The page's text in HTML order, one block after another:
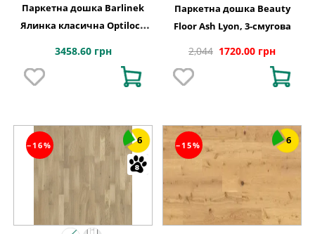
Паркетна дошка Barlinek
Ялинка класична Optilock
1WC000002
3458.60 грн
Паркетна дошка Beauty
Floor Ash Lyon, 3-смугова
2,044 1720.00 грн
−16% 6 −15% 6